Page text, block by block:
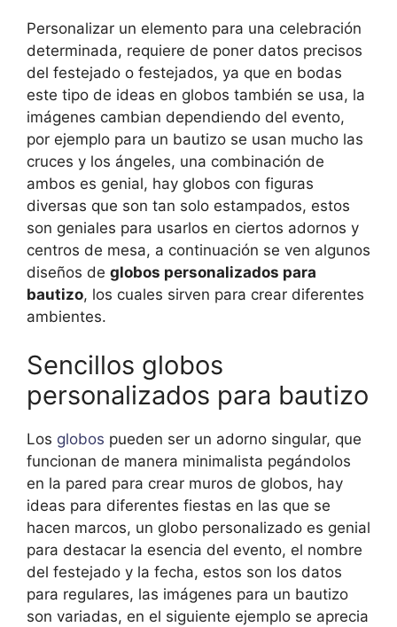
Personalizar un elemento para una celebración
determinada, requiere de poner datos precisos
del festejado o festejados, ya que en bodas
este tipo de ideas en globos también se usa, la
imágenes cambian dependiendo del evento,
por ejemplo para un bautizo se usan mucho las
cruces y los ángeles, una combinación de
ambos es genial, hay globos con figuras
diversas que son tan solo estampados, estos
son geniales para usarlos en ciertos adornos y
centros de mesa, a continuación se ven algunos
diseños de globos personalizados para
bautizo, los cuales sirven para crear diferentes
ambientes.
Sencillos globos
personalizados para bautizo
Los globos pueden ser un adorno singular, que
funcionan de manera minimalista pegándolos
en la pared para crear muros de globos, hay
ideas para diferentes fiestas en las que se
hacen marcos, un globo personalizado es genial
para destacar la esencia del evento, el nombre
del festejado y la fecha, estos son los datos
para regulares, las imágenes para un bautizo
son variadas, en el siguiente ejemplo se aprecia